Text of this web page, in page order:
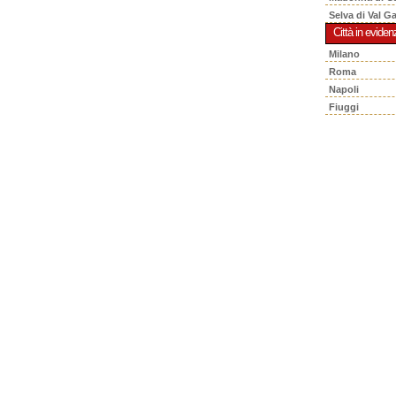
Selva di Val
Città in
Milano
Roma
Napoli
Fiuggi